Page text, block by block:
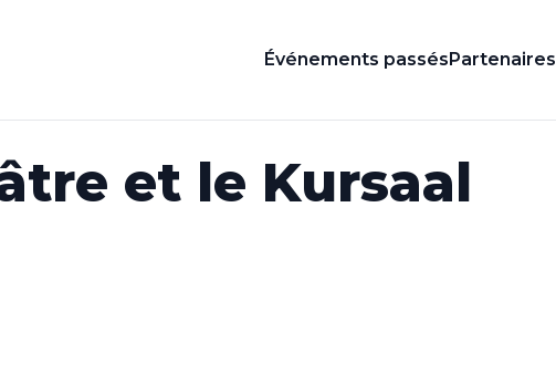
Événements passésPartenaires
et le Kursaal